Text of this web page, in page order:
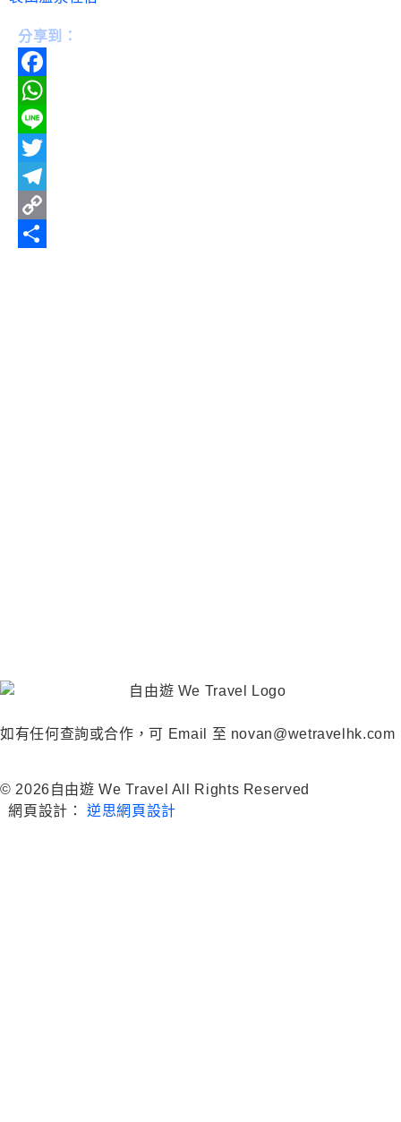
分享到：
Facebook
WhatsApp
Line
Twitter
Telegram
Copy
如有任何查詢或合作，可 Email 至 novan@wetravelhk.com
© 2026自由遊 We Travel All Rights Reserved
網頁設計：
逆思網頁設計